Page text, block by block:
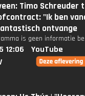
Timo Schreuder
"Ik ben
ontvange
is geen informatie
12:06
YouTube